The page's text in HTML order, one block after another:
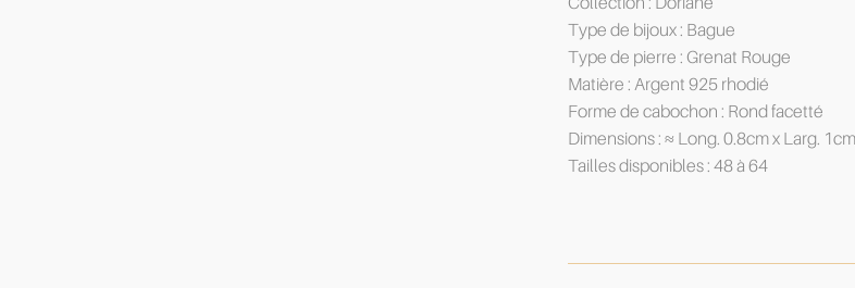
Type de bijoux : Bague
Type de pierre : Grenat Rouge
Matière : Argent 925 rhodié
Forme de cabochon : Rond facetté
Dimensions : ≈ Long. 0.8cm x Larg. 1cm
Tailles disponibles : 48 à 64